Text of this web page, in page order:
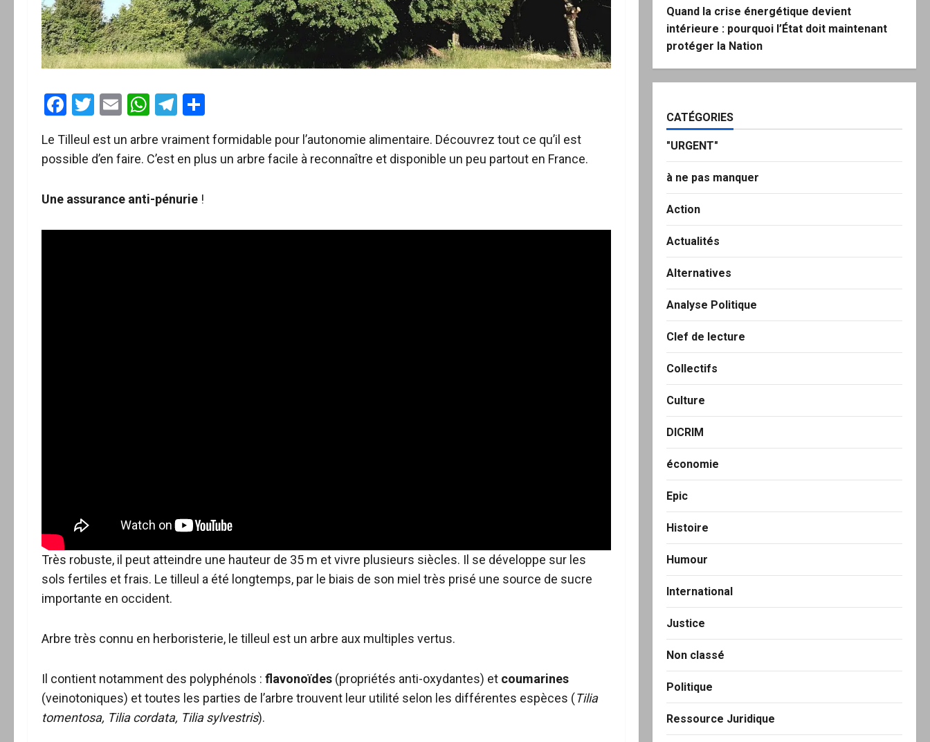
Facebook
Twitter
EmailWhatsApp
Telegram
Le Tilleul est un arbre vraiment formidable pour l’autonomie alimentaire. Découvrez tout ce qu’il est
possible d’en faire. C’est en plus un arbre facile à reconnaître et disponible un peu partout en France.
Une assurance anti-pénurie !
Très robuste, il peut atteindre une hauteur de 35 m et vivre plusieurs siècles. Il se développe sur les
sols fertiles et frais. Le tilleul a été longtemps, par le biais de son miel très prisé une source de sucre
importante en occident.
Arbre très connu en herboristerie, le tilleul est un arbre aux multiples vertus.
Il contient notamment des polyphénols : flavonoïdes (propriétés anti-oxydantes) et coumarines
(veinotoniques) et toutes les parties de l’arbre trouvent leur utilité selon les différentes espèces (Tilia
tomentosa, Tilia cordata, Tilia sylvestris).
Quand la crise énergétique devient
intérieure : pourquoi l’État doit maintenant
protéger la Nation
CATÉGORIES
"URGENT"
à ne pas manquer
Action
Actualités
Alternatives
Analyse Politique
Clef de lecture
Collectifs
Culture
DICRIM
économie
Epic
Histoire
Humour
International
Justice
Non classé
Politique
Ressource Juridique